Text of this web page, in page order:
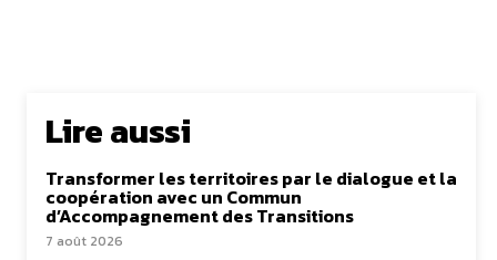
Lire aussi
Transformer les territoires par le dialogue et la
coopération avec un Commun
d’Accompagnement des Transitions
7 août 2026